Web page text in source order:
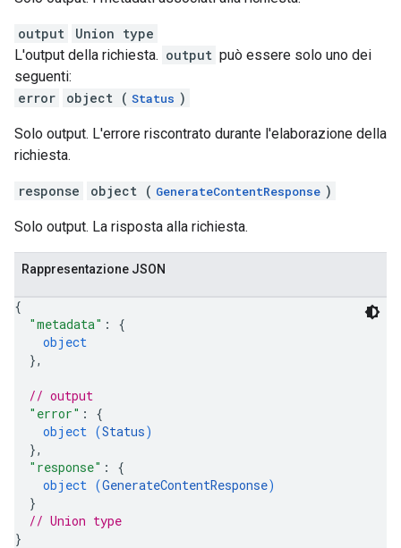
output
Union type
L'output della richiesta. output può essere solo uno dei
seguenti:
error
object ( Status )
Solo output. L'errore riscontrato durante l'elaborazione della
richiesta.
response object ( GenerateContentResponse )
Solo output. La risposta alla richiesta.
Rappresentazione JSON
{
"metadata" : {
object
},
// output
"error" : {
object (Status)
},
"response" : {
object (GenerateContentResponse)
}
// Union type
}